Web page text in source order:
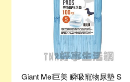
Giant Mei巨美 瞬吸寵物尿墊 S